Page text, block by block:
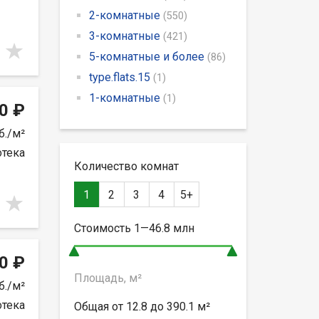
₽
м²
₽
м²
2-комнатные (550)
3-комнатные (421)
5-комнатные и более (86)
type.flats.15 (1)
1-комнатные (1)
Количество комнат
1 2 3 4 5+
Стоимость 1—46.8 млн
Площадь, м²
Общая от 12.8 до 390.1 м²